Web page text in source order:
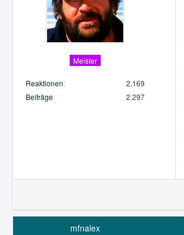
Meister
Reaktionen
2.169
Beiträge
2.297
mfnalex